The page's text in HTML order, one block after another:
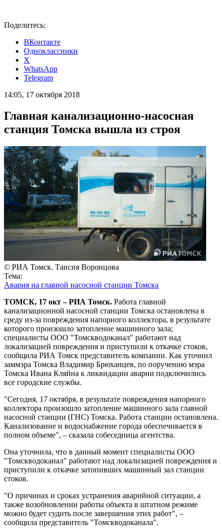
Поделитесь:
ВКонтакте
Одноклассники
X
WhatsApp
Telegram
14:05, 17 октября 2018
Главная канализационно-насосная
станция Томска вышла из строя
© РИА Томск. Таисия Воронцова
Тема:
Авария на главной насосной станции Томска
ТОМСК, 17 окт – РИА Томск. Работа главной
канализационной насосной станции Томска остановлена в
среду из-за повреждения напорного коллектора, в результате
которого произошло затопление машинного зала;
специалисты ООО "Томскводоканал" работают над
локализацией повреждения и приступили к откачке стоков,
сообщила РИА Томск представитель компании. Как уточнил
заммэра Томска Владимир Брюханцев, по поручению мэра
Томска Ивана Кляйна к ликвидации аварии подключились
все городские службы.
"Сегодня, 17 октября, в результате повреждения напорного
коллектора произошло затопление машинного зала главной
насосной станции (ГНС) Томска. Работа станции остановлена.
Канализование и водоснабжение города обеспечивается в
полном объеме", – сказала собеседница агентства.
Она уточнила, что в данный момент специалисты ООО
"Томскводоканал" работают над локализацией повреждения и
приступили к откачке затопивших машинный зал станции
стоков.
"О причинах и сроках устранения аварийной ситуации, а
также возобновлении работы объекта в штатном режиме
можно будет судить после завершения этих работ", –
сообщила представитель "Томскводоканала".